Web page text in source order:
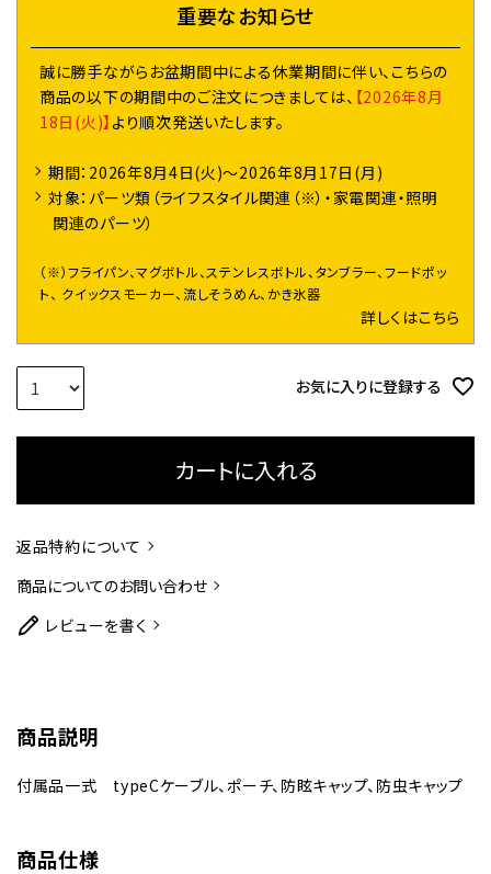
重要なお知らせ
誠に勝手ながらお盆期間中による休業期間に伴い、こちらの
商品の以下の期間中のご注文につきましては、 【2026年8月
18日(火)】 より順次発送いたします。
期間：2026年8月4日(火)～2026年8月17日(月)
対象：パーツ類（ライフスタイル関連（※）・家電関連・照明
関連のパーツ）
（※）フライパン、マグボトル、ステンレスボトル、タンブラー、フードポッ
ト、 クイックスモーカー、流しそうめん、かき氷器
詳しくはこちら
お気に入りに登録する
カートに入れる
返品特約について
商品についてのお問い合わせ
レビューを書く
商品説明
付属品一式 typeCケーブル、ポーチ、防眩キャップ、防虫キャップ
商品仕様